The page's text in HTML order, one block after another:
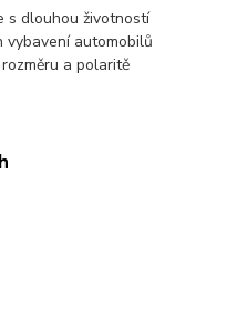
s dlouhou životností
automobilů
a polaritě